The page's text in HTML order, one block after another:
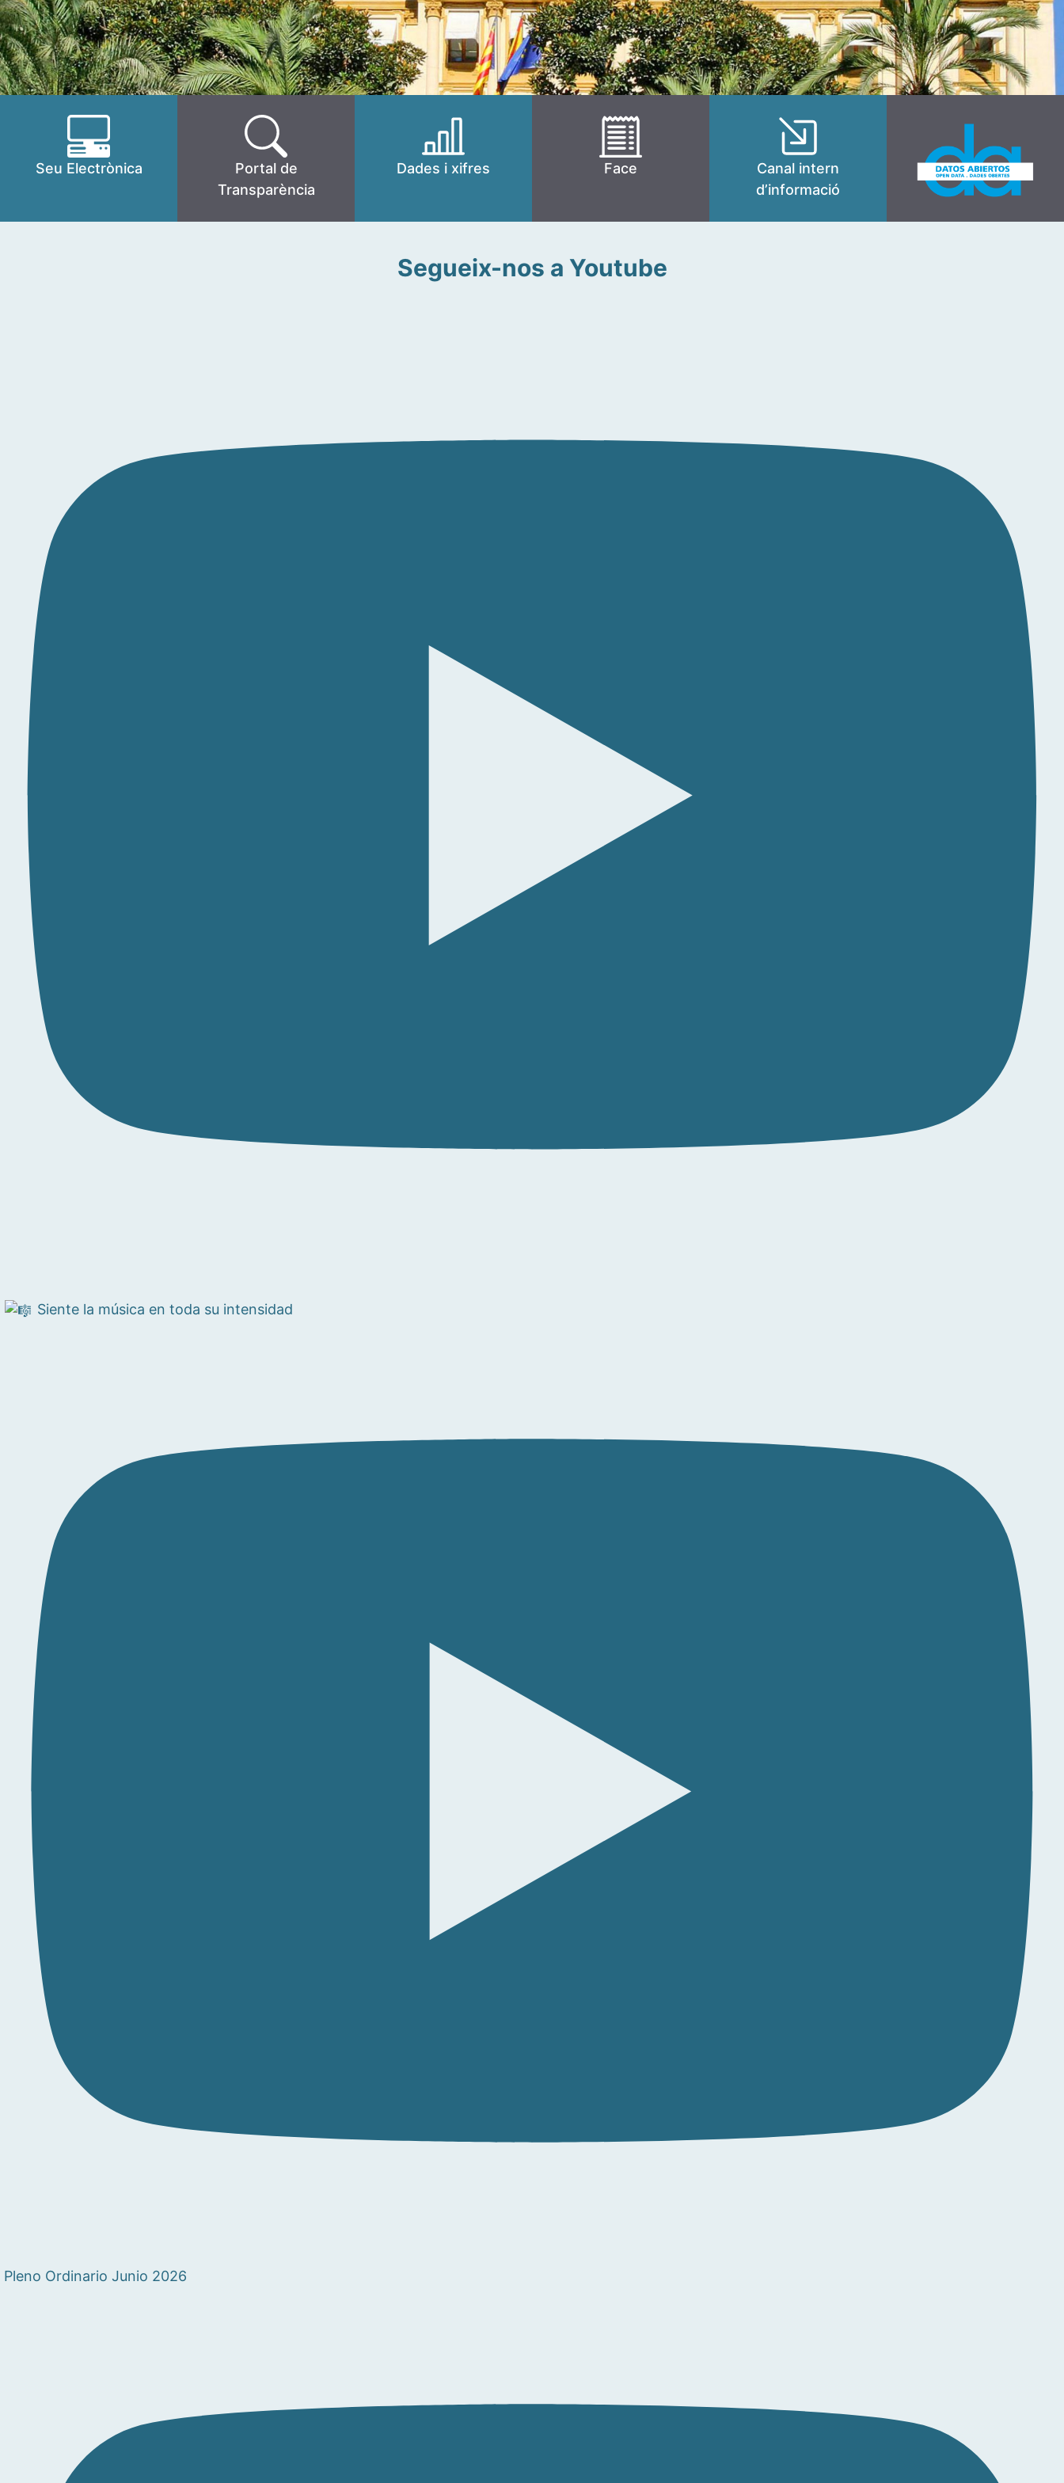
Seu Electrònica
Portal de
Transparència
Dades i xifres Face
Canal intern
d’informació
Segueix-nos a Youtube
Siente la música en toda su intensidad
Pleno Ordinario Junio 2026